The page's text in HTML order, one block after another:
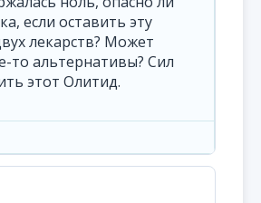
если оставить эту
лекарств? Может
то альтернативы? Сил
этот Олитид.